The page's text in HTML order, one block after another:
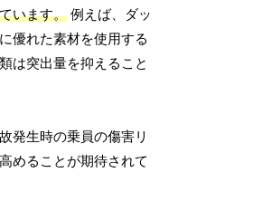
います。 例えば、ダッ
優れた素材を使用する
は突出量を抑えること
発生時の乗員の傷害リ
めることが期待されて